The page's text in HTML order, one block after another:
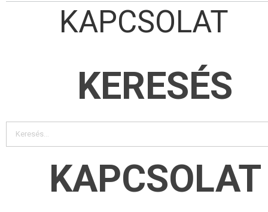
KAPCSOLAT
KERESÉS
KAPCSOLAT